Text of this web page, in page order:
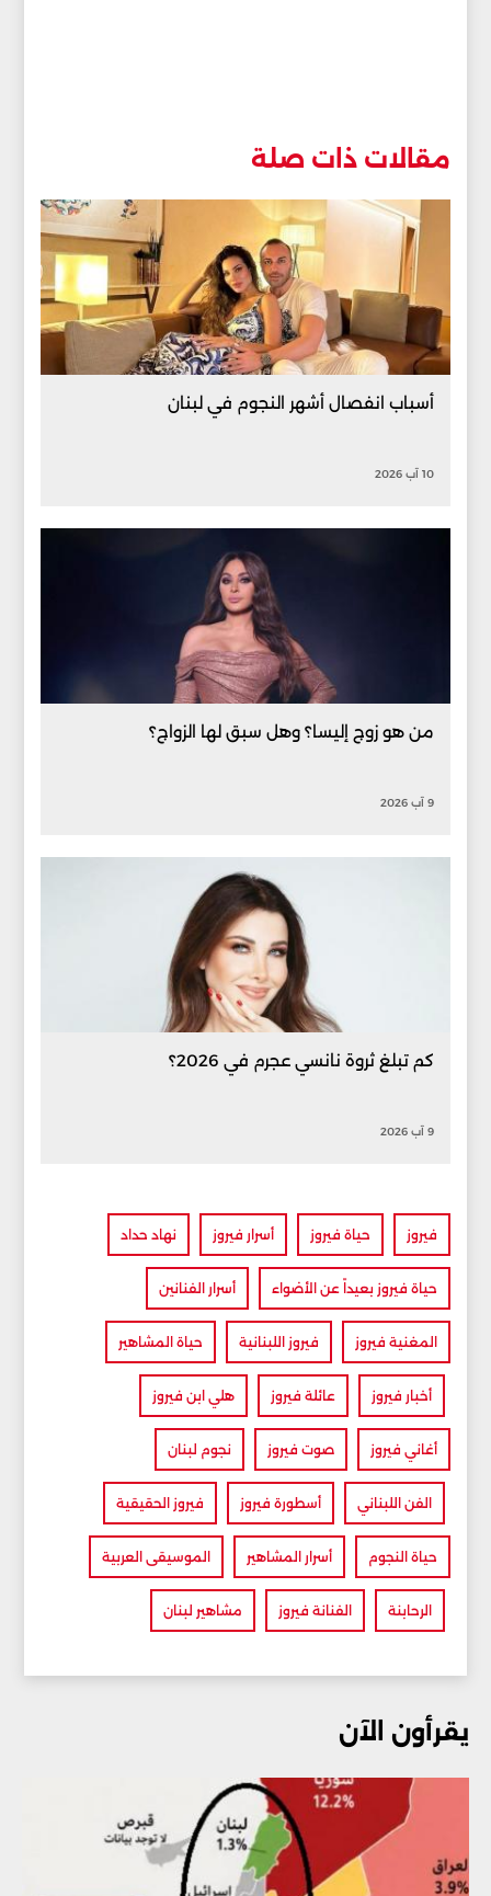
مقالات ذات صلة
أسباب انفصال أشهر النجوم في لبنان
10 آب 2026
من هو زوج إليسا؟ وهل سبق لها الزواج؟
9 آب 2026
كم تبلغ ثروة نانسي عجرم في 2026؟
9 آب 2026
فيروز حياة فيروز أسرار فيروز نهاد حداد
حياة فيروز بعيداً عن الأضواء أسرار الفنانين
المغنية فيروز فيروز اللبنانية حياة المشاهير
أخبار فيروز عائلة فيروز هلي ابن فيروز
أغاني فيروز صوت فيروز نجوم لبنان
الفن اللبناني أسطورة فيروز فيروز الحقيقية
حياة النجوم أسرار المشاهير الموسيقى العربية
الرحابنة الفنانة فيروز مشاهير لبنان
يقرأون الآن